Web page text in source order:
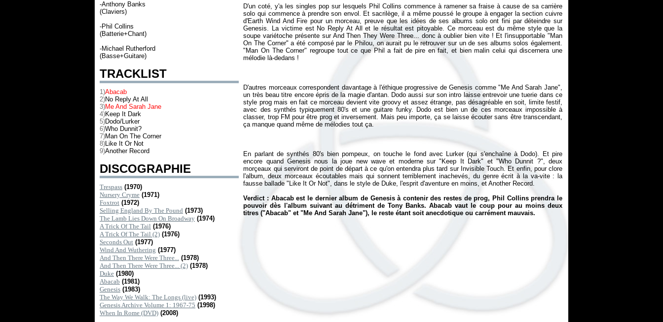
-Anthony Banks
(Claviers)
-Phil Collins
(Batterie+Chant)
-Michael Rutherford
(Basse+Guitare)
TRACKLIST
1)Abacab
2)No Reply At All
3)Me And Sarah Jane
4)Keep It Dark
5)Dodo/Lurker
6)Who Dunnit?
7)Man On The Corner
8)Like It Or Not
9)Another Record
DISCOGRAPHIE
Trespass (1970)
Nursery Cryme (1971)
Foxtrot (1972)
Selling England By The Pound (1973)
The Lamb Lies Down On Broadway (1974)
A Trick Of The Tail (1976)
A Trick Of The Tail (2) (1976)
Seconds Out (1977)
Wind And Wuthering (1977)
And Then There Were Three... (1978)
And Then There Were Three... (2) (1978)
Duke (1980)
Abacab (1981)
Genesis (1983)
The Way We Walk: The Longs (live) (1993)
Genesis Archive Volume 1: 1967-75 (1998)
When In Rome (DVD) (2008)
D'un coté, y'a les singles pop sur lesquels Phil Collins commence à ramener sa fraise à cause de sa carrière
solo qui commence à prendre son envol. Et sacrilège, il a même poussé le groupe à engager la section cuivre
d'Earth Wind And Fire pour un morceau, preuve que les idées de ses albums solo ont fini par déteindre sur
Genesis. La victime est No Reply At All et le résultat est pitoyable. Ce morceau est du même style que la
soupe variétoche présente sur And Then They Were Three... donc à oublier bien vite ! Et l'insupportable "Man
On The Corner" a été composé par le Philou, on aurait pu le retrouver sur un de ses albums solos également.
"Man On The Corner" regroupe tout ce que Phil a fait de pire en fait, et bien malin celui qui discernera une
D'autres morceaux correspondent davantage à l'éthique progressive de Genesis comme "Me And Sarah Jane",
un très beau titre encore épris de la magie d'antan. Dodo aussi sur son intro laisse entrevoir une tuerie dans ce
style prog mais en fait ce morceau devient vite groovy et assez étrange, pas désagréable en soit, limite festif,
avec des synthés typiquement 80's et une guitare funky. Dodo est bien un de ces morceaux impossible à
classer, trop FM pour être prog et inversement. Mais peu importe, ça se laisse écouter sans être transcendant,
En parlant de synthés 80's bien pompeux, on touche le fond avec Lurker (qui s'enchaîne à Dodo). Et pire
encore quand Genesis nous la joue new wave et moderne sur "Keep It Dark" et "Who Dunnit ?", deux
morçeaux qui serviront de point de départ à ce qu'on entendra plus tard sur Invisible Touch. Et enfin, pour clore
l'album, deux morceaux écoutables mais qui sonnent terriblement inachevés, du genre écrit à la va-vite : la
fausse ballade "Like It Or Not", dans le style de Duke, l'esprit d'aventure en moins, et Another Record.
Verdict : Abacabest le dernier album de Genesis à contenir des restes de prog, Phil Collins prendra le
pouvoir dès l'album suivant au détriment de Tony Banks.Abacab vaut le coup pour au moins deux
titres ("Abacab" et "Me And Sarah Jane"), le reste étant soit anecdotique ou carrément mauvais.